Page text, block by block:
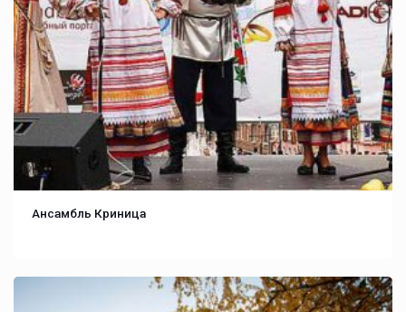
Ансамбль Криница